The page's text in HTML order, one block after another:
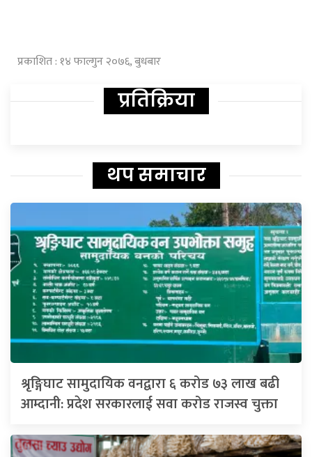
प्रकाशित : १४ फाल्गुन २०७६, बुधबार
प्रतिक्रिया
थप समाचार
श्रृङ्गिघाट सामुदायिक वनद्वारा ६ करोड ७३ लाख बढी
आम्दानी: प्रदेश सरकारलाई सवा करोड राजस्व चुक्ता